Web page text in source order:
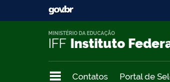
IFF Instituto
MINISTÉRIO DA EDUCAÇÃO
Contatos Portal de